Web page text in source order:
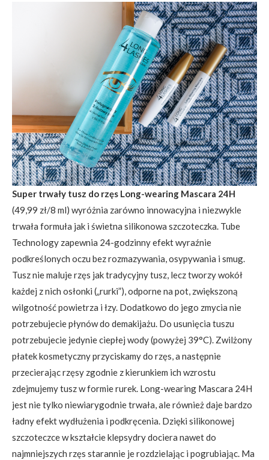
Super trwały tusz do rzęs Long-wearing Mascara 24H
(49,99 zł/8 ml) wyróżnia zarówno innowacyjna i niezwykle
trwała formuła jak i świetna silikonowa szczoteczka. Tube
Technology zapewnia 24-godzinny efekt wyraźnie
podkreślonych oczu bez rozmazywania, osypywania i smug.
Tusz nie maluje rzęs jak tradycyjny tusz, lecz tworzy wokół
każdej z nich osłonki („rurki”), odporne na pot, zwiększoną
wilgotność powietrza i łzy. Dodatkowo do jego zmycia nie
potrzebujecie płynów do demakijażu. Do usunięcia tuszu
potrzebujecie jedynie ciepłej wody (powyżej 39°C). Zwilżony
płatek kosmetyczny przyciskamy do rzęs, a następnie
przecierając rzęsy zgodnie z kierunkiem ich wzrostu
zdejmujemy tusz w formie rurek. Long-wearing Mascara 24H
jest nie tylko niewiarygodnie trwała, ale również daje bardzo
ładny efekt wydłużenia i podkręcenia. Dzięki silikonowej
szczoteczce w kształcie klepsydry dociera nawet do
najmniejszych rzęs starannie je rozdzielając i pogrubiając. Ma